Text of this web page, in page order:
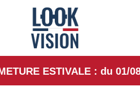
ESTIVALE : du 01/08/